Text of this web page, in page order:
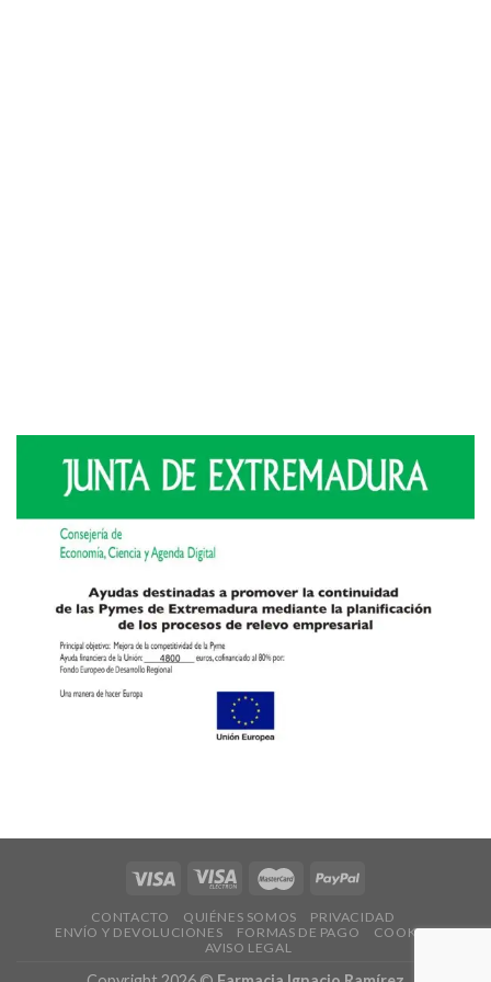
CONTACTO QUIÉNES SOMOS
PRIVACIDAD
ENVÍO Y DEVOLUCIONES
FORMAS DE PAGO
COOKIES
AVISO LEGAL